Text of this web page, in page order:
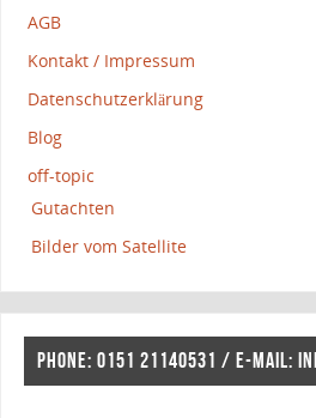
AGB
Kontakt / Impressum
Datenschutzerklärung
Blog
off-topic
Gutachten
Bilder vom Satellite
PHONE: 0151 21140531 / E-MAIL: